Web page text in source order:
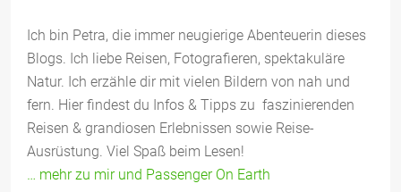
Ich bin Petra, die immer neugierige Abenteuerin dieses
Blogs. Ich liebe Reisen, Fotografieren, spektakuläre
Natur. Ich erzähle dir mit vielen Bildern von nah und
fern. Hier findest du Infos & Tipps zu faszinierenden
Reisen & grandiosen Erlebnissen sowie Reise-
Ausrüstung. Viel Spaß beim Lesen!
… mehr zu mir und Passenger On Earth